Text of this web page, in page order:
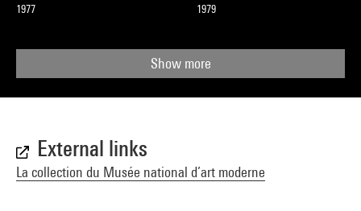
1977
1979
Show more
External links
La collection du Musée national d’art moderne